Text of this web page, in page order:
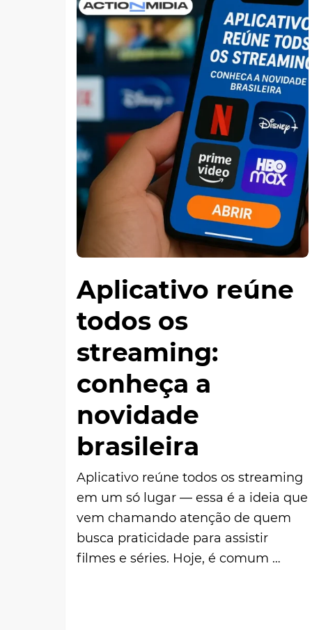
Aplicativo reúne
todos os
streaming:
conheça a
novidade
brasileira
Aplicativo reúne todos os streaming
em um só lugar — essa é a ideia que
vem chamando atenção de quem
busca praticidade para assistir
filmes e séries. Hoje, é comum …